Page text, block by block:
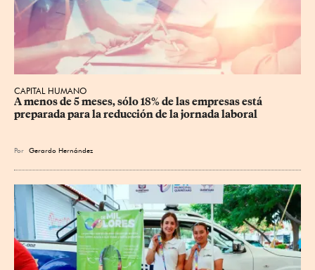
CAPITAL HUMANO
A menos de 5 meses, sólo 18% de las empresas está
preparada para la reducción de la jornada laboral
Por Gerardo Hernández